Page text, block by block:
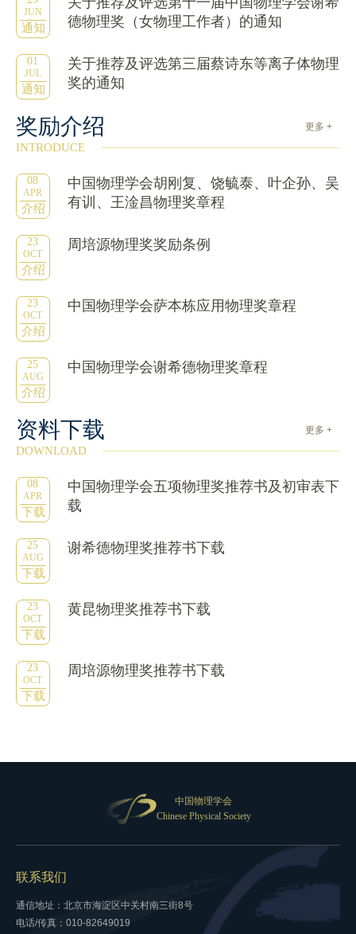
JUN
通知
德物理奖（女物理工作者）的通知
01
JUL
通知
关于推荐及评选第三届蔡诗东等离子体物理
奖的通知
奖励介绍 更多 +
INTRODUCE
08
APR
介绍
中国物理学会胡刚复、饶毓泰、叶企孙、吴
有训、王淦昌物理奖章程
23
OCT
介绍
周培源物理奖奖励条例
23
OCT
介绍
中国物理学会萨本栋应用物理奖章程
25
AUG
介绍
中国物理学会谢希德物理奖章程
资料下载 更多 +
DOWNLOAD
08
APR
下载
中国物理学会五项物理奖推荐书及初审表下
载
25
AUG
下载
谢希德物理奖推荐书下载
23
OCT
下载
黄昆物理奖推荐书下载
23
OCT
下载
周培源物理奖推荐书下载
中国物理学会
Chinese Physical Society
联系我们
通信地址：北京市海淀区中关村南三街8号
电话/传真：010-82649019